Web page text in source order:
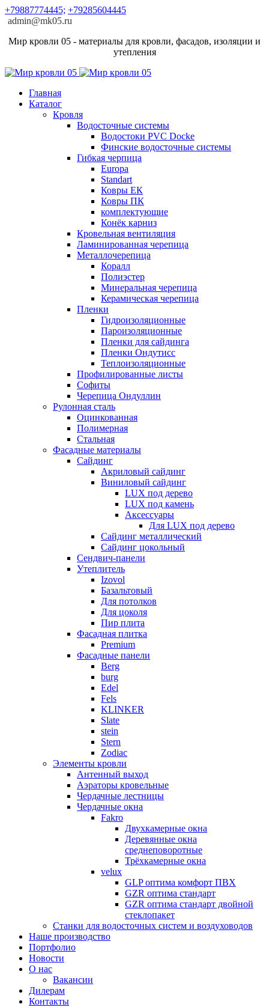
+79887774445; +79285604445
admin@mk05.ru
Мир кровли 05 - материалы для кровли, фасадов, изоляции и
утепления
Главная
Каталог
Кровля
Водосточные системы
Водостоки PVC Docke
Финские водосточные системы
Гибкая черпица
Europa
Standart
Ковры ЕК
Ковры ПК
комплектующие
Конёк карниз
Кровельная вентиляция
Ламинированная черепица
Металлочерепица
Коралл
Полиэстер
Минеральная черепица
Керамическая черепица
Пленки
Гидроизоляционные
Пароизоляционные
Пленки для сайдинга
Пленки Ондутисс
Теплоизоляционные
Профилированные листы
Софиты
Черепица Ондуллин
Рулонная сталь
Оцинкованная
Полимерная
Стальная
Фасадные материалы
Сайдинг
Акриловый сайдинг
Виниловый сайдинг
LUX под дерево
LUX под камень
Аксессуары
Для LUX под дерево
Сайдинг металлический
Сайдинг цокольный
Сендвич-панели
Утеплитель
Izovol
Базальтовый
Для потолков
Для цоколя
Пир плита
Фасадная плитка
Premium
Фасадные панели
Berg
burg
Edel
Fels
KLINKER
Slate
stein
Stern
Zodiac
Элементы кровли
Антенный выход
Аэраторы кровельные
Чердачные лестницы
Чердачные окна
Fakro
Двухкамерные окна
Деревянные окна
среднеповоротные
Трёхкамерные окна
velux
GLP оптима комфорт ПВХ
GZR оптима стандарт
GZR оптима стандарт двойной
стеклопакет
Станки для водосточных систем и воздуховодов
Наше производство
Портфолио
Новости
О нас
Вакансии
Дилерам
Контакты